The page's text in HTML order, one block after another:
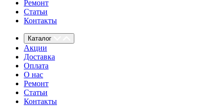
Ремонт
Статьи
Контакты
Каталог
Акции
Доставка
Оплата
О нас
Ремонт
Статьи
Контакты